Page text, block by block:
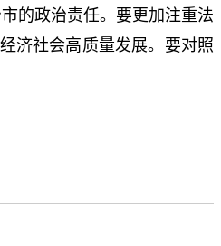
的政治责任。要更加注重法
济社会高质量发展。要对照